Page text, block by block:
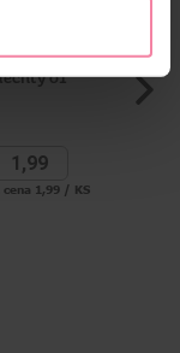
gélový lak na
01
1,99
cena 1,99 / KS